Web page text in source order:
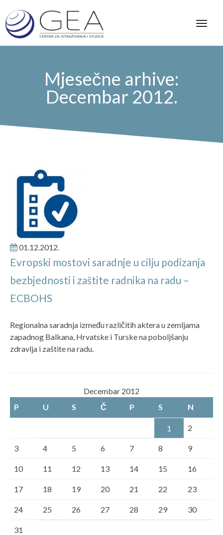
Mjesečne arhive:
Decembar 2012.
01.12.2012.
Evropski mostovi saradnje u cilju podizanja
bezbjednosti i zaštite radnika na radu –
ECBOHS
Regionalna saradnja između različitih aktera u zemljama
zapadnog Balkana, Hrvatske i Turske na poboljšanju
zdravlja i zaštite na radu.
Decembar 2012
P
U S Č P S N
1 2
3 4 5 6 7 8 9
10 11 12 13 14 15 16
17 18 19 20 21 22 23
24 25 26 27 28 29 30
31